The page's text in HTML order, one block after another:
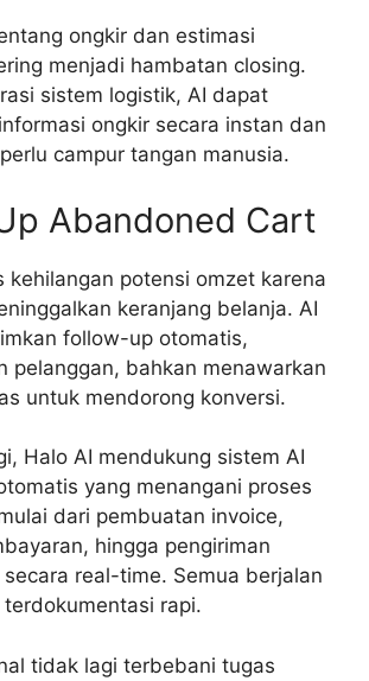
ongkir dan estimasi
menjadi hambatan closing.
sistem logistik, AI dapat
ongkir secara instan dan
campur tangan manusia.
Abandoned Cart
kehilangan potensi omzet karena
keranjang belanja. AI
follow-up otomatis,
pelanggan, bahkan menawarkan
untuk mendorong konversi.
Halo AI mendukung sistem AI
yang menangani proses
dari pembuatan invoice,
hingga pengiriman
real-time. Semua berjalan
rapi.
tidak lagi terbebani tugas